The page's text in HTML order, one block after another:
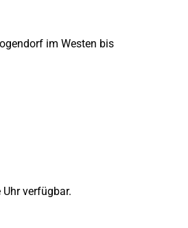
im Westen bis
verfügbar.